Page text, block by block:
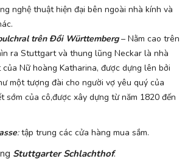
nghệ thuật hiện đại bên ngoài nhà kính và
trên Đồi Württemberg– Nằm cao trên
ra Stuttgart và thung lũng Neckar là nhà
Nữ hoàng Katharina, được dựng lên bởi
một tượng đài cho người vợ yêu quý của
sớm của cô,được xây dựng từ năm 1820 đến
: tập trung các cửa hàng mua sắm.
Stuttgarter Schlachthof.